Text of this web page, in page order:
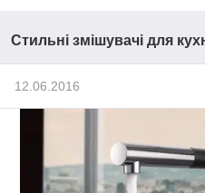
Стильні змішувачі для
12.06.2016